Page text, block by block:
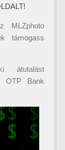
MLZphoto
támogass
átutalást
OTP Bank